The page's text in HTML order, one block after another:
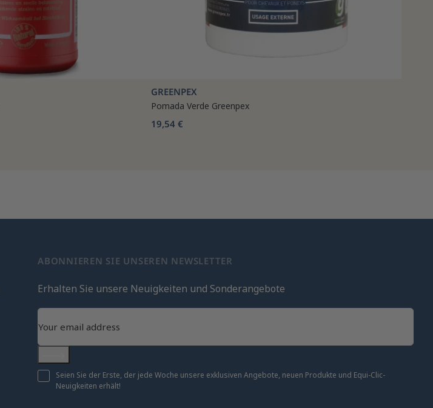
GREENPEX
Pomada Verde Greenpex
19,54 €
ABONNIEREN SIE UNSEREN NEWSLETTER
Erhalten Sie unsere Neuigkeiten und Sonderangebote
Abonnieren
Seien Sie der Erste, der jede Woche unsere exklusiven Angebote, neuen Produkte und Equi-Clic-
Neuigkeiten erhält!